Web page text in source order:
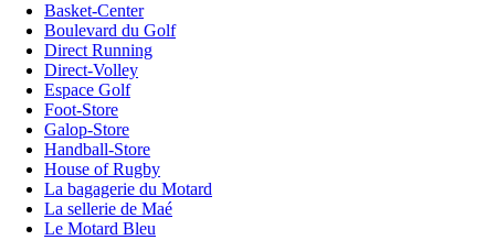
Basket-Center
Boulevard du Golf
Direct Running
Direct-Volley
Espace Golf
Foot-Store
Galop-Store
Handball-Store
House of Rugby
La bagagerie du Motard
La sellerie de Maé
Le Motard Bleu